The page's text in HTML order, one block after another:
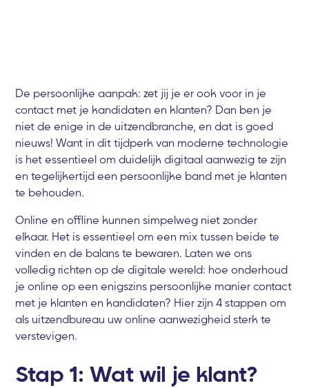
De persoonlijke aanpak: zet jij je er ook voor in je
contact met je kandidaten en klanten? Dan ben je
niet de enige in de uitzendbranche, en dat is goed
nieuws! Want in dit tijdperk van moderne technologie
is het essentieel om duidelijk digitaal aanwezig te zijn
en tegelijkertijd een persoonlijke band met je klanten
te behouden.
Online en offline kunnen simpelweg niet zonder
elkaar. Het is essentieel om een mix tussen beide te
vinden en de balans te bewaren. Laten we ons
volledig richten op de digitale wereld: hoe onderhoud
je online op een enigszins persoonlijke manier contact
met je klanten en kandidaten? Hier zijn 4 stappen om
als uitzendbureau uw online aanwezigheid sterk te
verstevigen.
Stap 1: Wat wil je klant?